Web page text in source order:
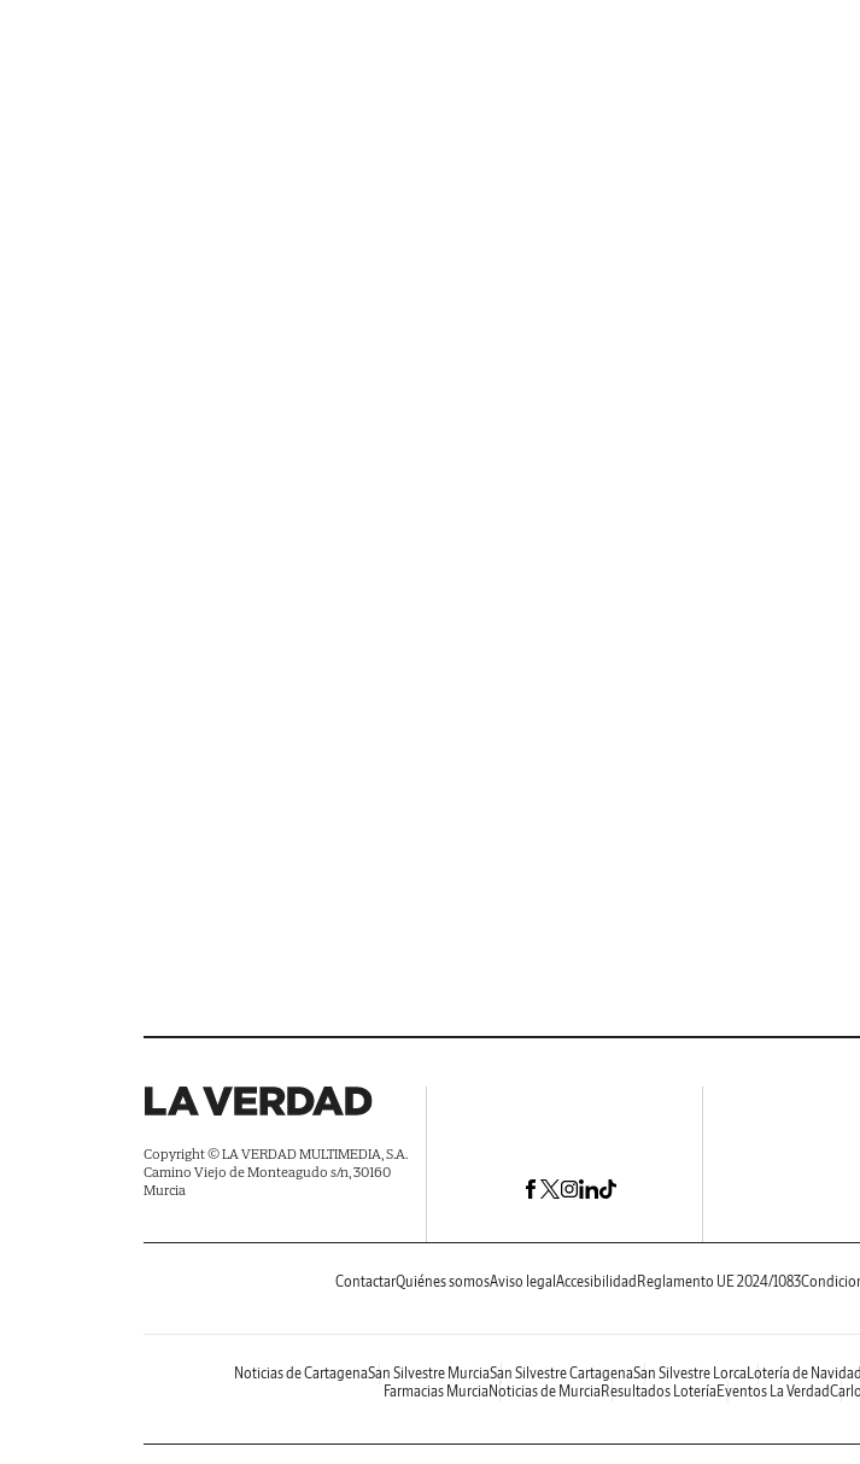
Copyright © LA VERDAD MULTIMEDIA, S.A.
Camino Viejo de Monteagudo s/n, 30160
Murcia
ContactarQuiénes somosAviso legal Accesibilidad Reglamento UE 2024/1083
Noticias de CartagenaSan Silvestre MurciaSan Silvestre CartagenaSan Silvestre Lorca Lotería de Navidad
Farmacias Murcia Noticias de Murcia Resultados Lotería Eventos La Verdad